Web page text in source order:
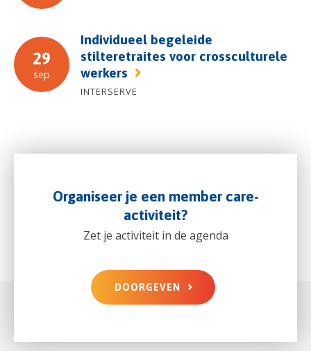
29
sep
Individueel begeleide
stilteretraites voor crossculturele
werkers
INTERSERVE
Organiseer je een member care-
activiteit?
Zet je activiteit in de agenda
DOORGEVEN